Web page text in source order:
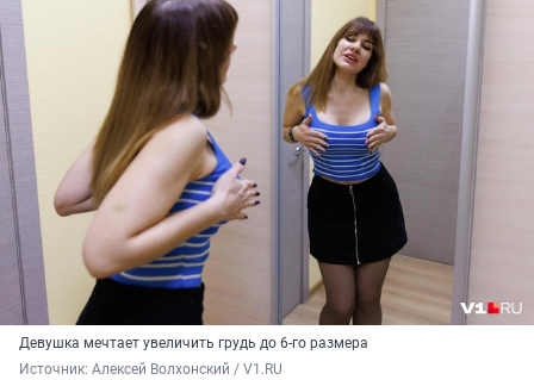
Девушка мечтает увеличить грудь до 6-го размера
Источник: Алексей Волхонский / V1.RU